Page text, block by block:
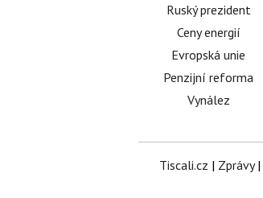
Ruský prezident
Ceny energií
Evropská unie
Penzijní reforma
Vynález
Tiscali.cz | Zprávy|